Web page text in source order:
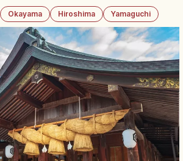
Okayama Hiroshima Yamaguchi